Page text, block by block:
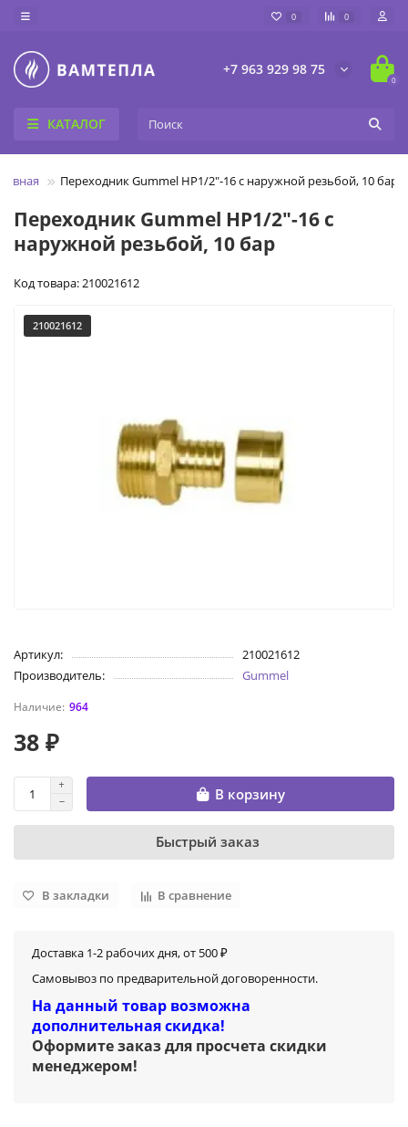
0 0
+7 963 929 98 75
0
КАТАЛОГ
Переходник Gummel НР1/2"-16 с наружной резьбой, 10 бар
Переходник Gummel НР1/2"-16 с
наружной резьбой, 10 бар
Код товара: 210021612
210021612
Артикул:
210021612
Производитель:
Gummel
964
38 ₽
В корзину
Быстрый заказ
В закладки В сравнение
Доставка 1-2 рабочих дня, от 500 ₽
Самовывоз по предварительной договоренности.
На данный товар возможна
дополнительная скидка!
Оформите заказ для просчета скидки
менеджером!